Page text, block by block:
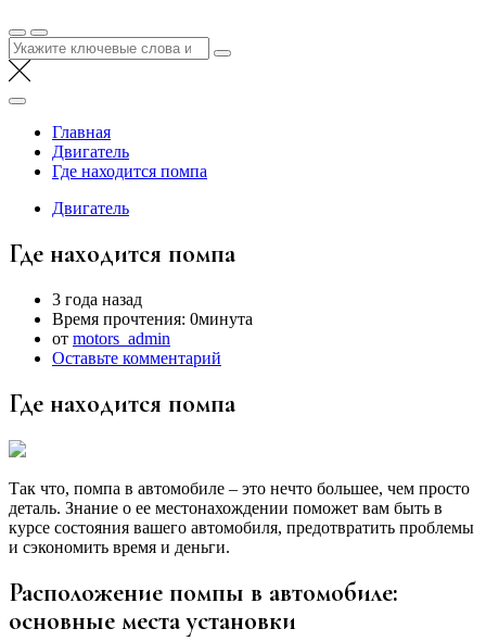
Найти:
Главная
Двигатель
Где находится помпа
Двигатель
Где находится помпа
3 года назад
Время прочтения: 0минута
от motors_admin
Оставьте комментарий
Где находится помпа
Так что, помпа в автомобиле – это нечто большее, чем просто
деталь. Знание о ее местонахождении поможет вам быть в
курсе состояния вашего автомобиля, предотвратить проблемы
и сэкономить время и деньги.
Расположение помпы в автомобиле:
основные места установки